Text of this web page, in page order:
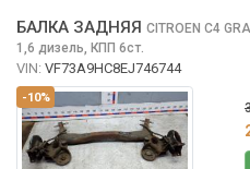
-10%
БАЛКА ЗАДНЯЯ CITROEN C4
1,6 дизель, КПП 6ст.
VIN: VF73A9HC8EJ746744